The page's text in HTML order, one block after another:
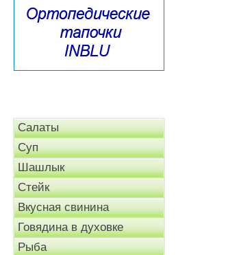
Салаты
Суп
Шашлык
Стейк
Вкусная свинина
Говядина в духовке
Рыба